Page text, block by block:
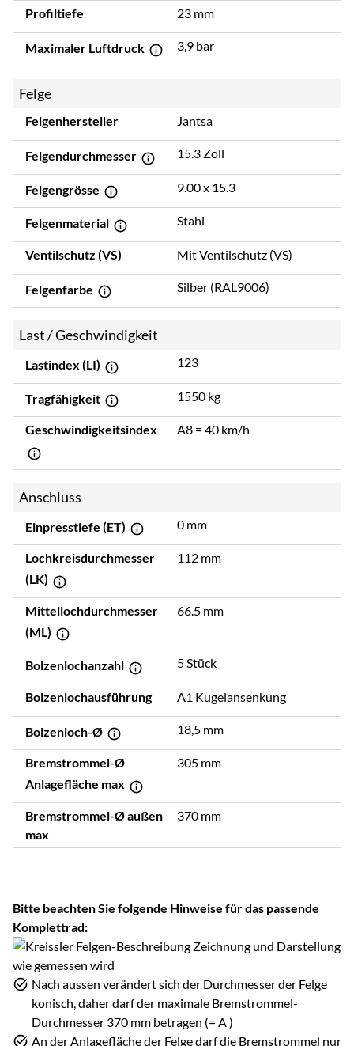
Profiltiefe 23 mm
Maximaler Luftdruck 3,9 bar
Felge
Felgenhersteller Jantsa
Felgendurchmesser 15.3 Zoll
Felgengrösse 9.00 x 15.3
Felgenmaterial Stahl
Ventilschutz (VS) Mit Ventilschutz (VS)
Felgenfarbe Silber (RAL9006)
Last / Geschwindigkeit
Lastindex (LI) 123
Tragfähigkeit 1550 kg
Geschwindigkeitsindex A8 = 40 km/h
Anschluss
Einpresstiefe (ET) 0 mm
Lochkreisdurchmesser
(LK)
112 mm
Mittellochdurchmesser
(ML)
66.5 mm
Bolzenlochanzahl 5 Stück
Bolzenlochausführung A1 Kugelansenkung
Bolzenloch-Ø 18,5 mm
Bremstrommel-Ø
Anlagefläche max
305 mm
Bremstrommel-Ø außen
max
370 mm
Bitte beachten Sie folgende Hinweise für das passende
Komplettrad:
Nach aussen verändert sich der Durchmesser der Felge
konisch, daher darf der maximale Bremstrommel-
Durchmesser 370 mm betragen (= A )
An der Anlagefläche der Felge darf die Bremstrommel nur